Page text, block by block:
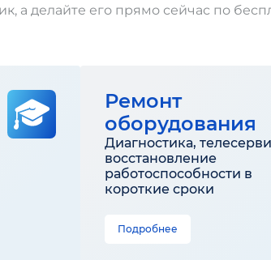
а делайте его прямо сейчас по
Ремонт
оборудования
Диагностика,
восстановление
работоспособности в
короткие сроки
Подробнее